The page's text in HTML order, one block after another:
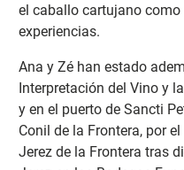
el caballo cartujano
experiencias.
Ana y Zé han estado
Interpretación del Vino y
y en el puerto de Sancti
Conil de la Frontera, por
Jerez de la Frontera tras